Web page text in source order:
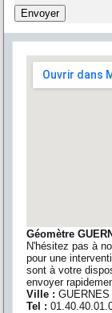
Géomètre
N'hésitez pas à
pour une
sont à votre
envoyer
Ville :GUERNES
Tel :